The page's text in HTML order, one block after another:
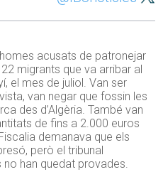
acusats de patronejar
migrants que va arribar al
el mes de juliol. Van ser
van negar que fossin les
des d’Algèria. També van
de fins a 2.000 euros
demanava que els
però el tribunal
han quedat provades.